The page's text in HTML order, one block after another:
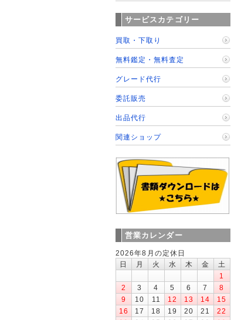
サービスカテゴリー
買取・下取り
無料鑑定・無料査定
グレード代行
委託販売
出品代行
関連ショップ
営業カレンダー
2026年8月の定休日
日
月 火 水 木 金
土
1
2
3 4 5 6 7
8
9
10 11 12 13 14
15
16
17 18 19 20 21
22